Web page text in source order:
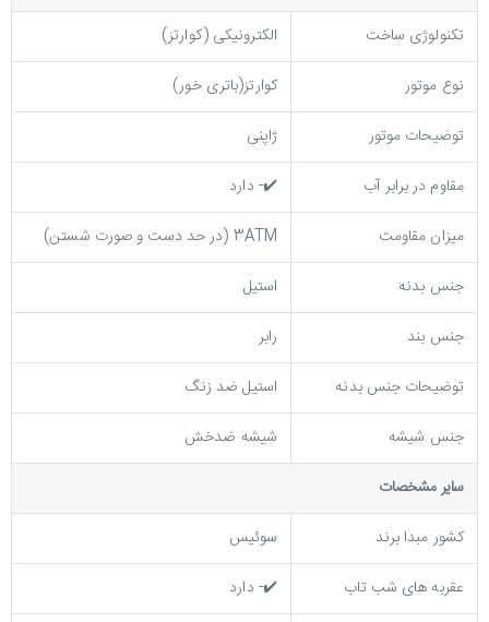
تکنولوژی ساخت
الکترونیکی (کوارتز)
نوع موتور
کوارتز(باتری خور)
توضیحات موتور
ژاپنی
مقاوم در برابر آب
✔️- دارد
میزان مقاومت
3ATM (در حد دست و صورت شستن)
جنس بدنه
استیل
جنس بند
رابر
توضيحات جنس بدنه
استیل ضد زنگ
جنس شیشه
شیشه ضدخش
ساير مشخصات
کشور مبدا برند
سوئیس
عقربه های شب تاب
✔️- دارد